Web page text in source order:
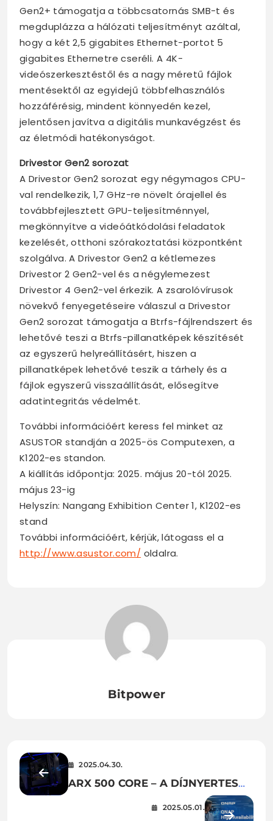
Gen2+ támogatja a többcsatornás SMB-t és
megduplázza a hálózati teljesítményt azáltal,
hogy a két 2,5 gigabites Ethernet-portot 5
gigabites Ethernetre cseréli. A 4K-
videószerkesztéstől és a nagy méretű fájlok
mentésektől az egyidejű többfelhasználós
hozzáférésig, mindent könnyedén kezel,
jelentősen javítva a digitális munkavégzést és
az életmódi hatékonyságot.
Drivestor Gen2 sorozat
A Drivestor Gen2 sorozat egy négymagos CPU-
val rendelkezik, 1,7 GHz-re növelt órajellel és
továbbfejlesztett GPU-teljesítménnyel,
megkönnyítve a videóátkódolási feladatok
kezelését, otthoni szórakoztatási központként
szolgálva. A Drivestor Gen2 a kétlemezes
Drivestor 2 Gen2-vel és a négylemezest
Drivestor 4 Gen2-vel érkezik. A zsarolóvírusok
növekvő fenyegetéseire válaszul a Drivestor
Gen2 sorozat támogatja a Btrfs-fájlrendszert és
lehetővé teszi a Btrfs-pillanatképek készítését
az egyszerű helyreállításért, hiszen a
pillanatképek lehetővé teszik a tárhely és a
fájlok egyszerű visszaállítását, elősegítve
adatintegritás védelmét.
További információért keress fel minket az
ASUSTOR standján a 2025-ös Computexen, a
K1202-es standon.
A kiállítás időpontja: 2025. május 20-tól 2025.
május 23-ig
Helyszín: Nangang Exhibition Center 1, K1202-es
stand
További információért, kérjük, látogass el a
http://www.asustor.com/ oldalra.
Bitpower
2025.04.30.
ARX 500 CORE – A DÍJNYERTES
ENDORFY SZÁMÍTÓGÉPHÁZ
MOSTANTÓL MEGFIZETHETŐBB
2025.05.01.